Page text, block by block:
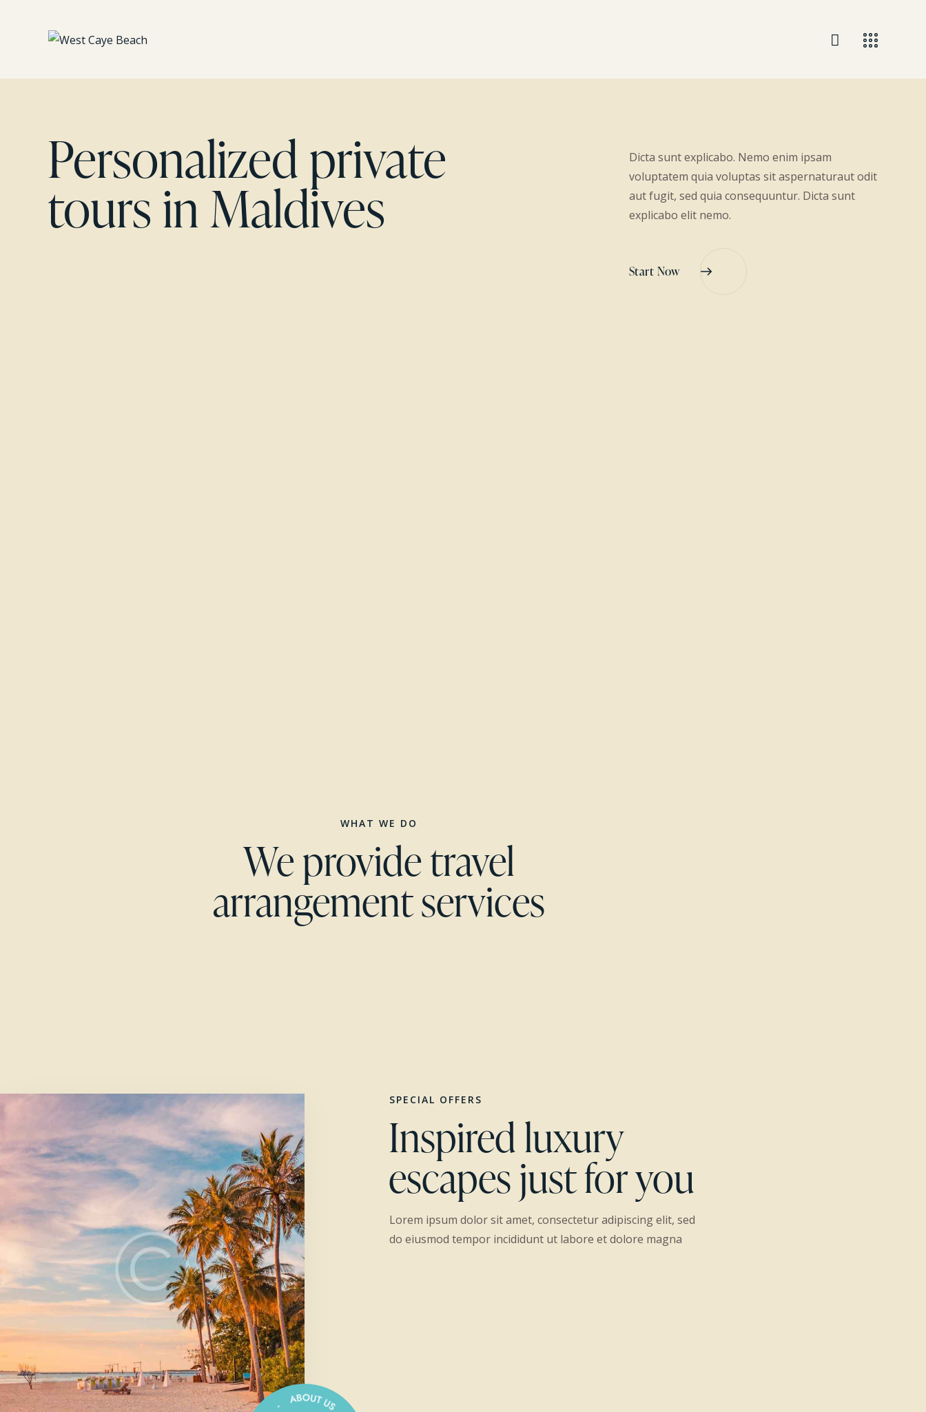
Personalized private
tours in Maldives
Dicta sunt explicabo. Nemo enim ipsam
voluptatem quia voluptas sit aspernaturaut odit
aut fugit, sed quia consequuntur. Dicta sunt
explicabo elit nemo.
Start Now
WHAT WE DO
We provide travel
arrangement services
SPECIAL OFFERS
Inspired luxury
escapes just for you
Lorem ipsum dolor sit amet, consectetur adipiscing elit, sed
do eiusmod tempor incididunt ut labore et dolore magna